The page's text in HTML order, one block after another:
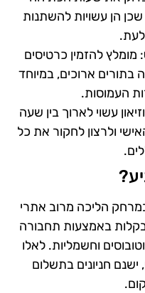
הן עשויות להשתנות
: מומלץ להזמין כרטיסים
ארוכים, במיוחד
העמוסות.
עשוי לארוך בין שעה
ולרצון לחקור את כל
הליכה מרוב אתרי
בקלות באמצעות תחבורה
וחשמליות. לאלו
חניונים בתשלום